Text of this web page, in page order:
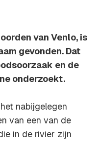
van Venlo, is
gevonden. Dat
en de
onderzoekt.
nabijgelegen
van een van de
in de rivier zijn